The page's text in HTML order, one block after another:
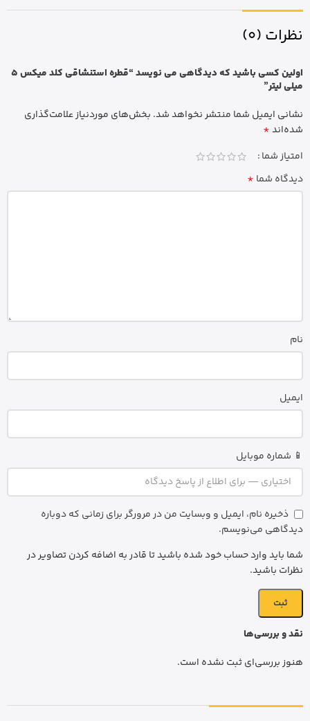
نظرات (0)
نقد و بررسی‌ها
هنوز بررسی‌ای ثبت نشده است.
اولین کسی باشید که دیدگاهی می نویسد “قطره استنشاقی کلد میکس 5
میلی لیتر”
نشانی ایمیل شما منتشر نخواهد شد. بخش‌های موردنیاز علامت‌گذاری
شده‌اند*
امتیاز شما
دیدگاه شما *
نام
ایمیل
📱 شماره موبایل
ذخیره نام، ایمیل و وبسایت من در مرورگر برای زمانی که دوباره
دیدگاهی می‌نویسم.
شما باید وارد حساب خود شده باشید تا قادر به اضافه کردن تصاویر در
نظرات باشید.